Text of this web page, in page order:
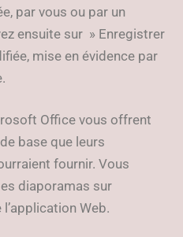
par vous ou par un
ensuite sur » Enregistrer
mise en évidence par
Office vous offrent
base que leurs
fournir. Vous
diaporamas sur
Web.